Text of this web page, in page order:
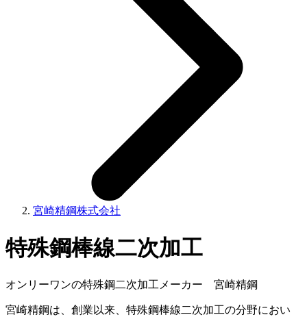
宮崎精鋼株式会社
特殊鋼棒線二次加工
オンリーワンの特殊鋼二次加工メーカー 宮崎精鋼
宮崎精鋼は、創業以来、特殊鋼棒線二次加工の分野におい